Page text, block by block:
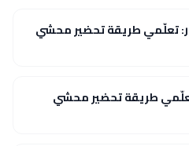
تعلّمي طريقة تحضير محشي
طريقة تحضير محشي